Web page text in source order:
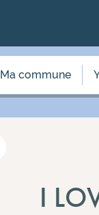
Ma commune
I